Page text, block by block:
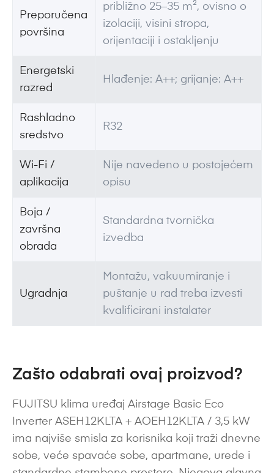
Preporučena
površina
približno 25–35 m², ovisno o
izolaciji, visini stropa,
orijentaciji i ostakljenju
Energetski
razred
Hlađenje: A++; grijanje: A++
Rashladno
sredstvo
R32
Wi-Fi /
aplikacija
Nije navedeno u postojećem
opisu
Boja /
završna
obrada
Standardna tvornička
izvedba
Ugradnja
Montažu, vakuumiranje i
puštanje u rad treba izvesti
kvalificirani instalater
Zašto odabrati ovaj proizvod?
FUJITSU klima uređaj Airstage Basic Eco
Inverter ASEH12KLTA + AOEH12KLTA / 3,5 kW
ima najviše smisla za korisnika koji traži dnevne
sobe, veće spavaće sobe, apartmane, urede i